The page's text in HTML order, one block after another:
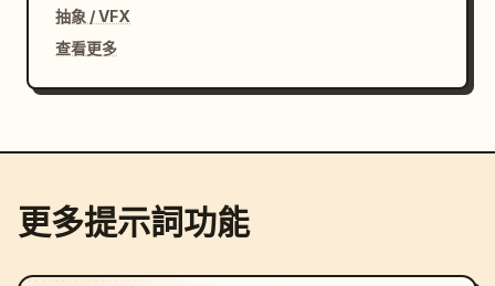
抽象 / VFX
查看更多
更多提示詞功能